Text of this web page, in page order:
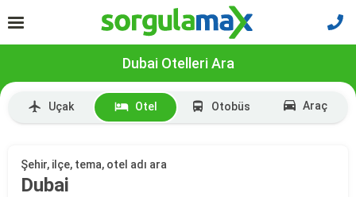
Dubai Otelleri Ara
Uçak Otel Otobüs Araç
Şehir, ilçe, tema, otel adı ara
Dubai